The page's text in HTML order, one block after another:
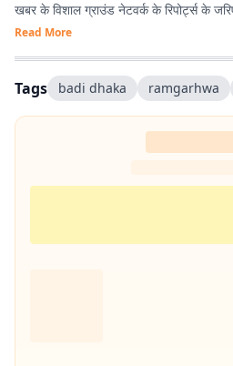
खबर के विशाल ग्राउंड नेटवर्क के रिपोर्ट्स के
Read More
Tags badi dhaka ramgarhwa